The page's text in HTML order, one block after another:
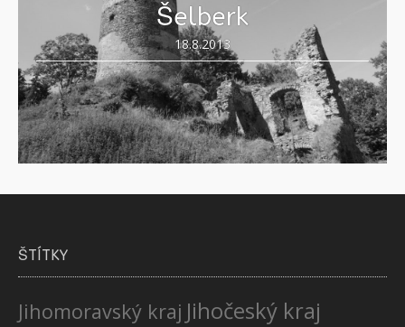
Šelberk
18.8.2013
ŠTÍTKY
Jihomoravský kraj Jihočeský kraj